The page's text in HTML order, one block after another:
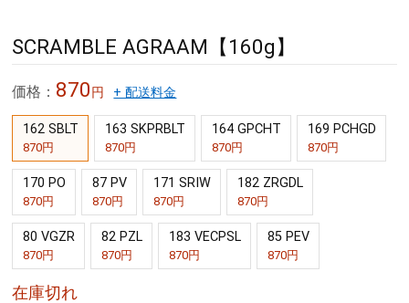
SCRAMBLE AGRAAM【160g】
価格： 870 円 + 配送料金
162 SBLT
870円
163 SKPRBLT
870円
164 GPCHT
870円
169 PCHGD
870円
170 PO
870円
87 PV
870円
171 SRIW
870円
182 ZRGDL
870円
80 VGZR
870円
82 PZL
870円
183 VECPSL
870円
85 PEV
870円
在庫切れ